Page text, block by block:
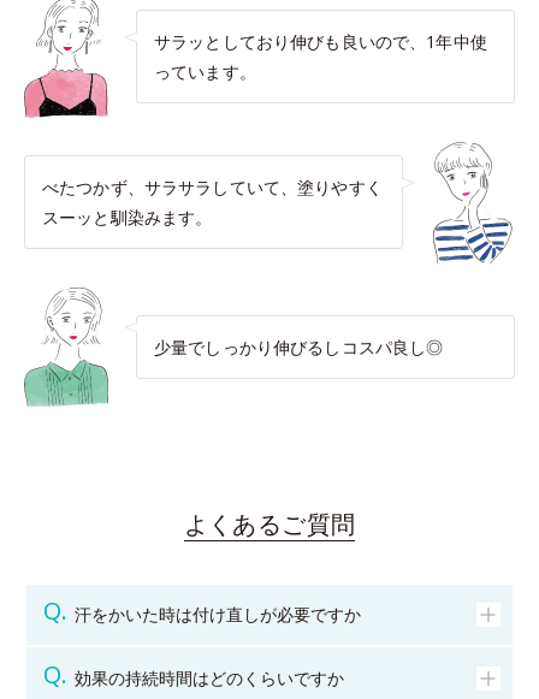
サラッとしており伸びも良いので、1年中使
っています。
べたつかず、サラサラしていて、塗りやすく
スーッと馴染みます。
少量でしっかり伸びるしコスパ良し◎
よくあるご質問
汗をかいた時は付け直しが必要ですか
効果の持続時間はどのくらいですか